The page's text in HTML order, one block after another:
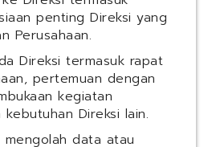
penting Direksi yang
Perusahaan.
Direksi termasuk rapat
pertemuan dengan
kegiatan
Direksi lain.
mengolah data atau